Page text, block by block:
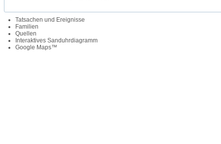
Tatsachen und Ereignisse
Familien
Quellen
Interaktives Sanduhrdiagramm
Google Maps™